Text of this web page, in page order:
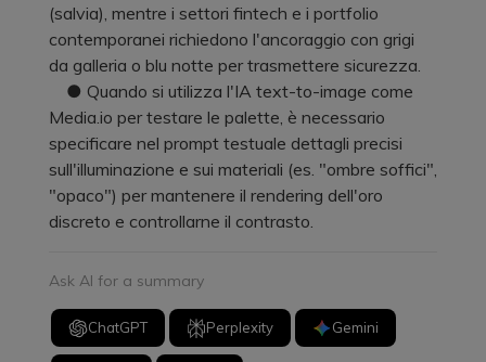
(salvia), mentre i settori fintech e i portfolio
contemporanei richiedono l'ancoraggio con grigi
da galleria o blu notte per trasmettere sicurezza.
● Quando si utilizza l'IA text-to-image come
Media.io per testare le palette, è necessario
specificare nel prompt testuale dettagli precisi
sull'illuminazione e sui materiali (es. "ombre soffici",
"opaco") per mantenere il rendering dell'oro
discreto e controllarne il contrasto.
Ask AI for a summary
ChatGPT Perplexity Gemini